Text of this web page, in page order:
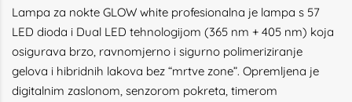
Lampa za nokte GLOW white profesionalna je lampa s 57
LED dioda i Dual LED tehnologijom (365 nm + 405 nm) koja
osigurava brzo, ravnomjerno i sigurno polimeriziranje
gelova i hibridnih lakova bez “mrtve zone”. Opremljena je
digitalnim zaslonom, senzorom pokreta, timerom